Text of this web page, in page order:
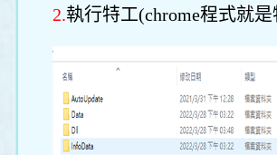
2.執行特工(chrome程式就